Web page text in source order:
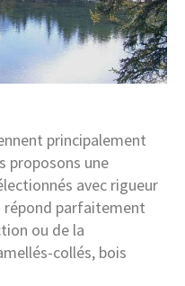
principalement
proposons une
avec rigueur
répond parfaitement
ou de la
collés, bois